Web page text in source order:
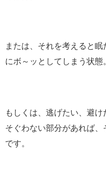
または、それを考えると
にボ～ッとしてしまう状態
もしくは、逃げたい、避
そぐわない部分があれば
です。